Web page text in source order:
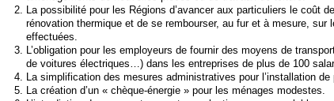
La possibilité pour les Régions d’avancer aux particuliers le coût
rénovation thermique et de se rembourser, au fur et à mesure, sur
effectuées.
L’obligation pour les employeurs de fournir des moyens de
de voitures électriques…) dans les entreprises de plus de 100
La simplification des mesures administratives pour l’installation de
La création d’un « chèque-énergie » pour les ménages modestes.